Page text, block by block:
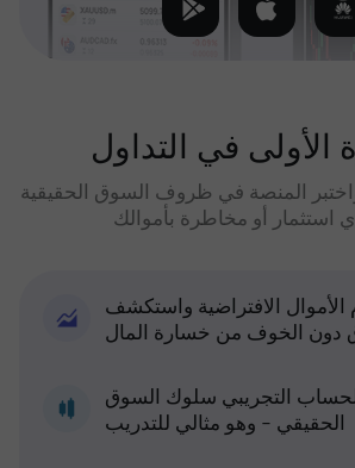
الأولى في التداول
واختبر المنصة في ظروف السوق الحقيقية
استثمار أو مخاطرة بأموالك
الأموال الافتراضية واستكشف
دون الخوف من خسارة المال
التجريبي سلوك السوق
الحقيقي - وهو مثالي للتدريب